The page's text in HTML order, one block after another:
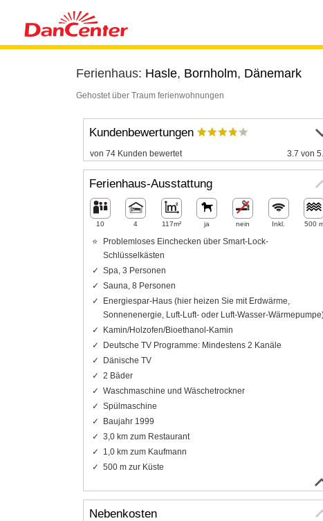
Ferienhaus: Hasle, Bornholm, Dänemark
Gehostet über Traum ferienwohnungen
Kundenbewertungen
von 74 Kunden bewertet 3.7 von
Ferienhaus-Ausstattung
10 4 117m² ja nein Inkl. 500
Problemloses Einchecken über Smart-Lock-
Schlüsselkästen
Spa, 3 Personen
Sauna, 8 Personen
Energiespar-Haus (hier heizen Sie mit Erdwärme,
Sonnenenergie, Luft-Luft- oder Luft-Wasser-
Kamin/Holzofen/Bioethanol-Kamin
Deutsche TV Programme: Mindestens 2 Kanäle
Dänische TV
2 Bäder
Waschmaschine und Wäschetrockner
Spülmaschine
Baujahr 1999
3,0 km zum Restaurant
1,0 km zum Kaufmann
500 m zur Küste
Nebenkosten